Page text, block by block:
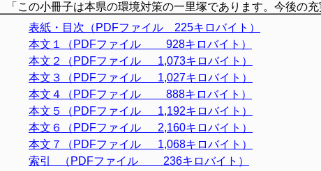
「この小冊子は本県の環境対策の一里塚であります。今後の
表紙・目次（PDFファイル 225キロバイト）
本文１（PDFファイル 928キロバイト）
本文２（PDFファイル 1,073キロバイト）
本文３（PDFファイル 1,027キロバイト）
本文４（PDFファイル 888キロバイト）
本文５（PDFファイル 1,192キロバイト）
本文６（PDFファイル 2,160キロバイト）
本文７（PDFファイル 1,068キロバイト）
索引 （PDFファイル 236キロバイト）